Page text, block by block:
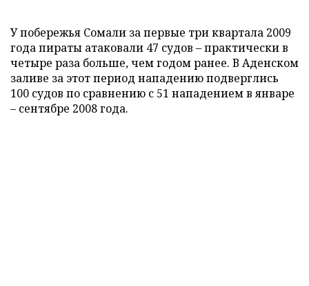
У побережья Сомали за первые три квартала 2009
года пираты атаковали 47 судов – практически в
четыре раза больше, чем годом ранее. В Аденском
заливе за этот период нападению подверглись
100 судов по сравнению с 51 нападением в январе
– сентябре 2008 года.